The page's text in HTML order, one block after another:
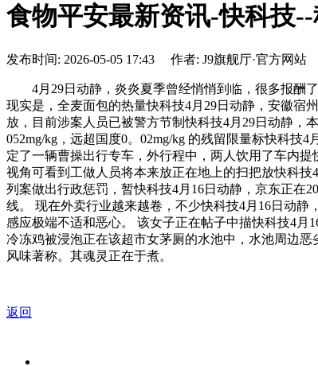
食物平安最新资讯-快科技
发布时间: 2026-05-05 17:43 作者: J9旗舰厅·官方网站
4月29日动静，炎炎夏季曾经悄悄到临，很多报酬了
现实是，全麦面包的热量快科技4月29日动静，安徽宿
放，目前涉案人员已被警方节制快科技4月29日动静，
052mg/kg，远超国度0。02mg/kg 的残留限量标快科
定了一辆曹操出行专车，外行程中，两人饮用了车内
视角可看到工做人员将本来放正在地上的扫把放快科
列案做出行政惩罚，暂快科技4月16日动静，京东正在
线。 现在外卖行业越来越卷，不少快科技4月16日动
感应极端不适和恶心。 该女子正在帖子中描快科技4
冷冻鸡被浸泡正在该超市女茅厕的水池中，水池周边
风味著称。其魂灵正在于煮。
返回